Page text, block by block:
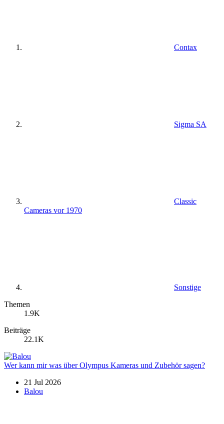
Contax
Sigma SA
Classic
Cameras vor 1970
Sonstige
Themen
1.9K
Beiträge
22.1K
Wer kann mir was über Olympus Kameras und Zubehör sagen?
21 Jul 2026
Balou